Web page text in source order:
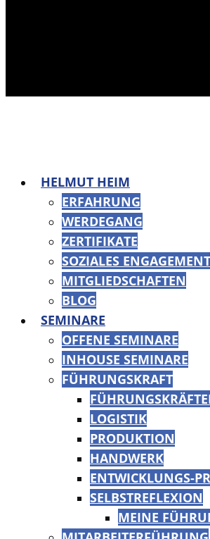
HELMUT HEIM
ERFAHRUNG
WERDEGANG
ZERTIFIKATE
SOZIALES ENGAGEMENT
MITGLIEDSCHAFTEN
BLOG
SEMINARE
OFFENE SEMINARE
INHOUSE SEMINARE
FÜHRUNGSKRAFT
LOGISTIK
PRODUKTION
HANDWERK
ENTWICKLUNGS-
SELBSTREFLEXION
MEINE